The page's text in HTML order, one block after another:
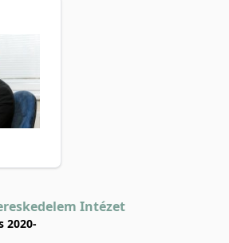
Intézet
2020-